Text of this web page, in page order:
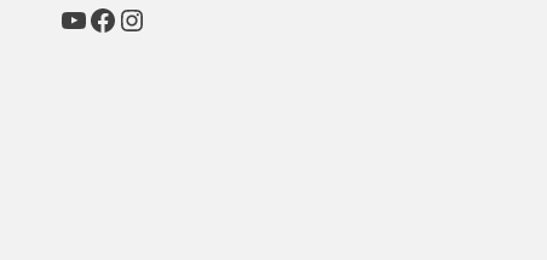
YouTube
Facebook
Instagram